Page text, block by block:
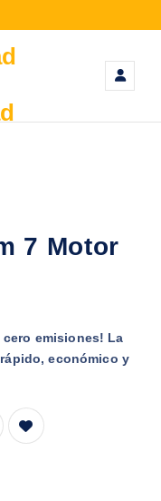
7 Motor
cero emisiones! La
económico y
cantidad